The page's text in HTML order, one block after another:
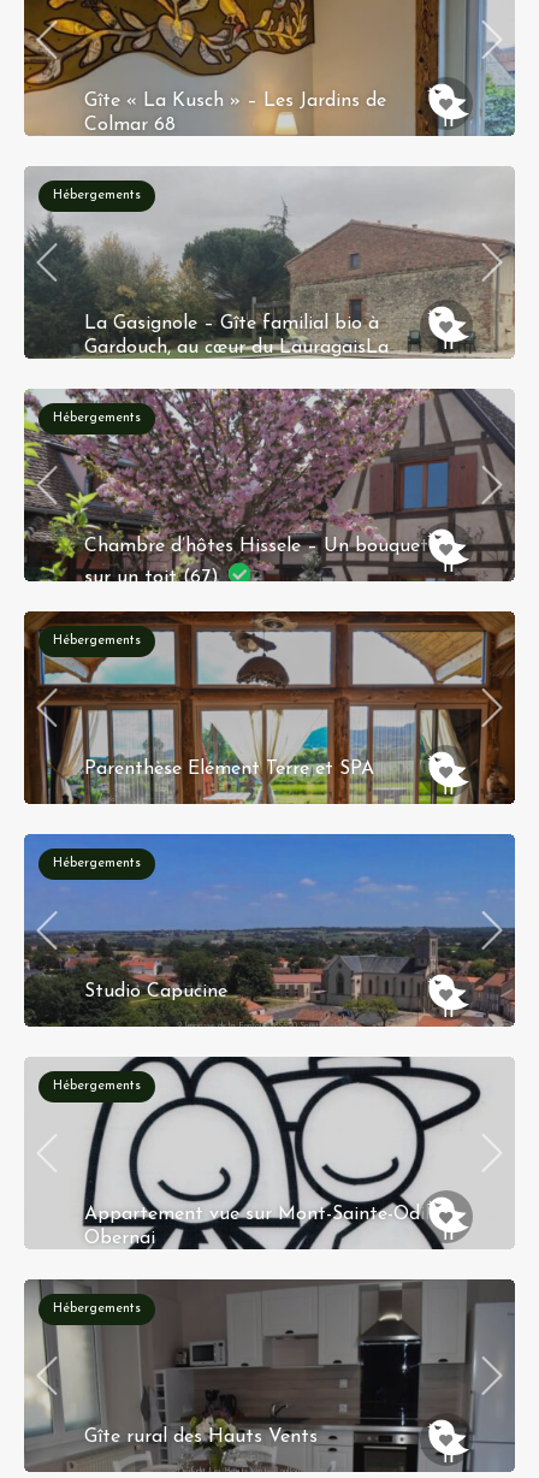
Gîte « La Kusch » – Les Jardins de
Colmar 68
Hébergements
La Gasignole – Gîte familial bio à
Gardouch, au cœur du LauragaisLa
La Gasignole, Gardouch, France
Hébergements
Chambre d’hôtes Hissele – Un bouquet
sur un toit (67)
Réservation instantanée
Hébergements
Parenthèse Elément Terre et SPA
Wattwiller
Hébergements
Studio Capucine
2 Impasse de la Fontaine 85590 Saint Malo du
Hébergements
Appartement vue sur Mont-Sainte-Odile
Obernai
Hébergements
Gîte rural des Hauts Vents
Lieu-dit Les Hauts Vents Roullours Roullours